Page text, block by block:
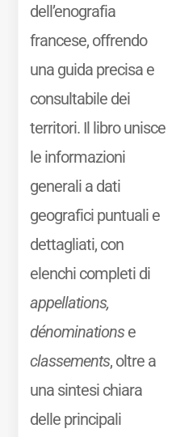
dell’enografia
francese, offrendo
una guida precisa e
consultabile dei
territori. Il libro unisce
le informazioni
generali a dati
geografici puntuali e
dettagliati, con
elenchi completi di
appellations,
dénominationse
classements, oltre a
una sintesi chiara
delle principali